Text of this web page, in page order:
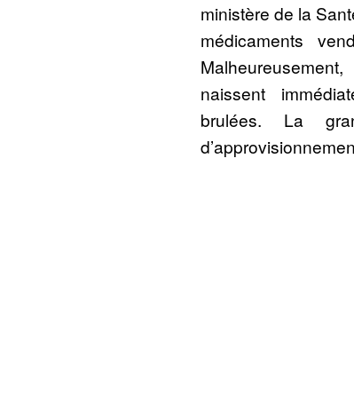
ministère de la
médicaments
naissent
brulées. La